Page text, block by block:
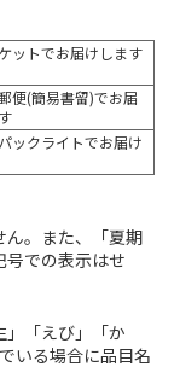
ットでお届けします
便(簡易書留)でお届
ックライトでお届け
ん。また、「夏期
号での表示はせ
」「えび」「か
いる場合に品目名